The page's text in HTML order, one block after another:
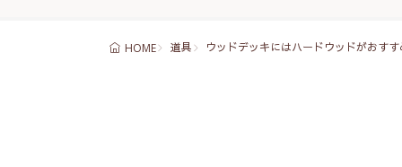
HOME 道具 ウッドデッキにはハードウッドがおす